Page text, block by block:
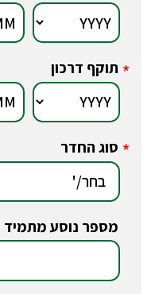
* תוקף דרכון
* סוג החדר
מספר נוסע מתמיד